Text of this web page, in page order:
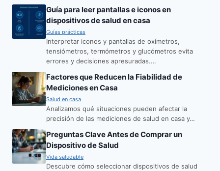
Guía para leer pantallas e iconos en
dispositivos de salud en casa
Guías prácticas
Interpretar iconos y pantallas de oxímetros,
tensiómetros, termómetros y glucómetros evita
errores y decisiones apresuradas.…
Factores que Reducen la Fiabilidad de
Mediciones en Casa
Salud en casa
Analizamos qué situaciones pueden afectar la
precisión de las mediciones de salud en casa y…
Preguntas Clave Antes de Comprar un
Dispositivo de Salud
Vida saludable
Descubre cómo seleccionar dispositivos de salud